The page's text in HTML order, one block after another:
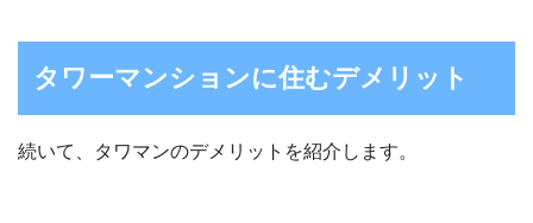
タワーマンションに住むデメリット
続いて、タワマンのデメリットを紹介します。